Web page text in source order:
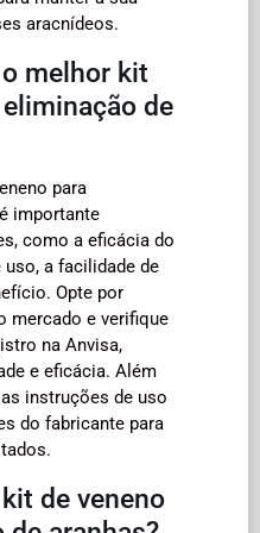
aracnídeos.
melhor kit
de
para
importante
como a eficácia do
uso, a facilidade de
Opte por
mercado e verifique
na Anvisa,
e eficácia. Além
instruções de uso
do fabricante para
de veneno